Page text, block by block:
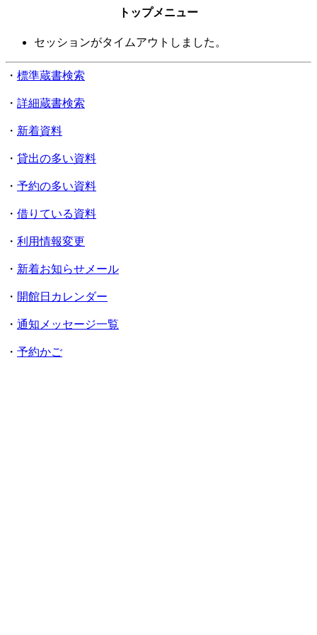
トップメニュー
セッションがタイムアウトしました。
・ 標準蔵書検索
・ 詳細蔵書検索
・ 新着資料
・ 貸出の多い資料
・ 予約の多い資料
・ 借りている資料
・ 利用情報変更
・ 新着お知らせメール
・ 開館日カレンダー
・ 通知メッセージ一覧
・ 予約かご